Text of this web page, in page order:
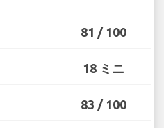
81 / 100
18 ミニ
83 / 100